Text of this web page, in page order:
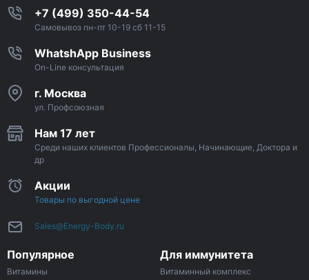
+7 (499) 350-44-54
Самовывоз пн-пт 10-19 сб 11-15
WhatshApp Business
On-Line консультация
г. Москва
ул. Профсоюзная
Нам 17 лет
Среди наших клиентов Профессионалы, Начинающие, Доктора и
др
Акции
Товары по выгодной цене
Sales@Energy-Body.ru
Популярное
Витамины
Для иммунитета
Витаминный комплекс